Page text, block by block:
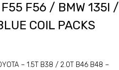
F56 / BMW 135I /
COIL PACKS
– 1.5T B38 / 2.0T B46 B48 –